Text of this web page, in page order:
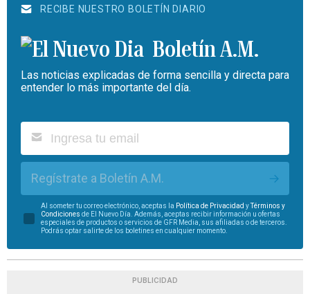
RECIBE NUESTRO BOLETÍN DIARIO
Boletín A.M.
Las noticias explicadas de forma sencilla y directa para
entender lo más importante del día.
Regístrate a Boletín A.M.
Al someter tu correo electrónico, aceptas la Política de Privacidad yTérminos y
Condiciones de El Nuevo Día. Además, aceptas recibir información u ofertas
especiales de productos o servicios de GFR Media, sus afiliadas o de terceros.
Podrás optar salirte de los boletines en cualquier momento.
PUBLICIDAD